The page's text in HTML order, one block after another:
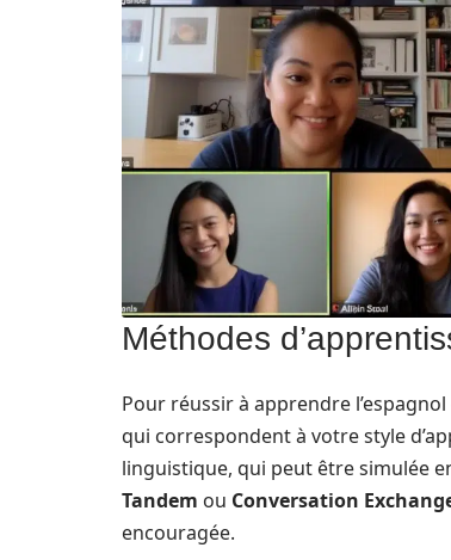
Méthodes
Pour réussir à apprendre
qui correspondent à votre style
linguistique, qui peut être simulée
Tandem ou Conversation
encouragée.